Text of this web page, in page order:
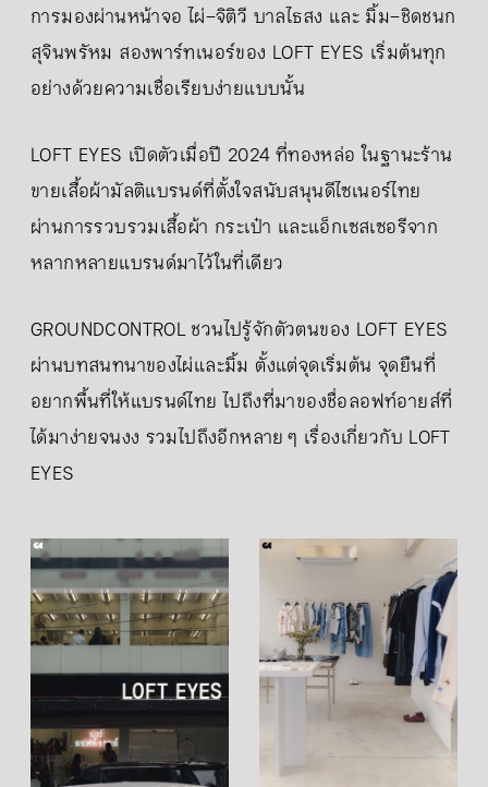
การมองผ่านหน้าจอ ไผ่–จิติวี บาลไธสง และ มิ้ม–ชิดชนก
สุจินพรัหม สองพาร์ทเนอร์ของ LOFT EYES เริ่มต้นทุก
อย่างด้วยความเชื่อเรียบง่ายแบบนั้น
LOFT EYES เปิดตัวเมื่อปี 2024 ที่ทองหล่อ ในฐานะร้าน
ขายเสื้อผ้ามัลติแบรนด์ที่ตั้งใจสนับสนุนดีไซเนอร์ไทย
ผ่านการรวบรวมเสื้อผ้า กระเป๋า และแอ็กเซสเซอรีจาก
หลากหลายแบรนด์มาไว้ในที่เดียว
GROUNDCONTROL ชวนไปรู้จักตัวตนของ LOFT EYES
ผ่านบทสนทนาของไผ่และมิ้ม ตั้งแต่จุดเริ่มต้น จุดยืนที่
อยากพื้นที่ให้แบรนด์ไทย ไปถึงที่มาของชื่อลอฟท์อายส์ที่
ได้มาง่ายจนงง รวมไปถึงอีกหลาย ๆ เรื่องเกี่ยวกับ LOFT
EYES